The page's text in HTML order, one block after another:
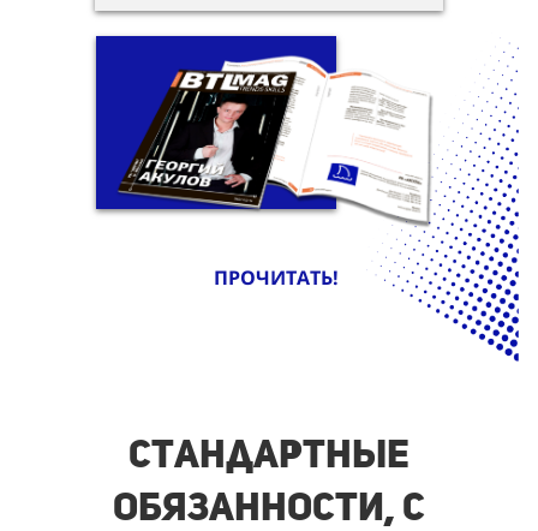
ПРОЧИТАТЬ!
Стандартные
обязанности, с